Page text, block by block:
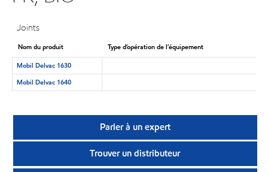
Joints
Nom du produit
Type d’opération de l’équipement
Mobil Delvac 1630
Mobil Delvac 1640
Parler à un expert
Trouver un distributeur